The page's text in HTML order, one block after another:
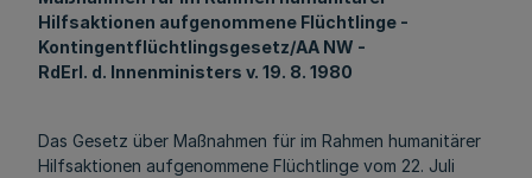
Hilfsaktionen aufgenommene Flüchtlinge -
Kontingentflüchtlingsgesetz/AA NW -
RdErl. d. Innenministers v. 19. 8. 1980
Das Gesetz über Maßnahmen für im Rahmen humanitärer
Hilfsaktionen aufgenommene Flüchtlinge vom 22. Juli